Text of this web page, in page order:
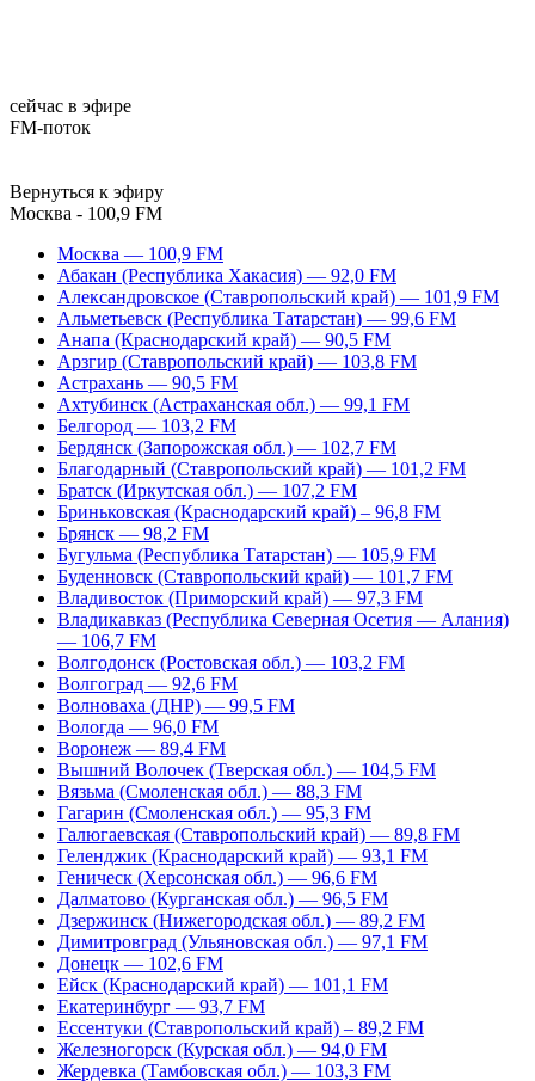
сейчас в эфире
FM-поток
Вернуться к эфиру
Москва - 100,9 FM
Москва — 100,9 FM
Абакан (Республика Хакасия) — 92,0 FM
Александровское (Ставропольский край) — 101,9 FM
Альметьевск (Республика Татарстан) — 99,6 FM
Анапа (Краснодарский край) — 90,5 FM
Арзгир (Ставропольский край) — 103,8 FM
Астрахань — 90,5 FM
Ахтубинск (Астраханская обл.) — 99,1 FM
Белгород — 103,2 FM
Бердянск (Запорожская обл.) — 102,7 FM
Благодарный (Ставропольский край) — 101,2 FM
Братск (Иркутская обл.) — 107,2 FM
Бриньковская (Краснодарский край) – 96,8 FM
Брянск — 98,2 FM
Бугульма (Республика Татарстан) — 105,9 FM
Буденновск (Ставропольский край) — 101,7 FM
Владивосток (Приморский край) — 97,3 FM
Владикавказ (Республика Северная Осетия — Алания)
— 106,7 FM
Волгодонск (Ростовская обл.) — 103,2 FM
Волгоград — 92,6 FM
Волноваха (ДНР) — 99,5 FM
Вологда — 96,0 FM
Воронеж — 89,4 FM
Вышний Волочек (Тверская обл.) — 104,5 FM
Вязьма (Смоленская обл.) — 88,3 FM
Гагарин (Смоленская обл.) — 95,3 FM
Галюгаевская (Ставропольский край) — 89,8 FM
Геленджик (Краснодарский край) — 93,1 FM
Геническ (Херсонская обл.) — 96,6 FM
Далматово (Курганская обл.) — 96,5 FM
Дзержинск (Нижегородская обл.) — 89,2 FM
Димитровград (Ульяновская обл.) — 97,1 FM
Донецк — 102,6 FM
Ейск (Краснодарский край) — 101,1 FM
Екатеринбург — 93,7 FM
Ессентуки (Ставропольский край) – 89,2 FM
Железногорск (Курская обл.) — 94,0 FM
Жердевка (Тамбовская обл.) — 103,3 FM